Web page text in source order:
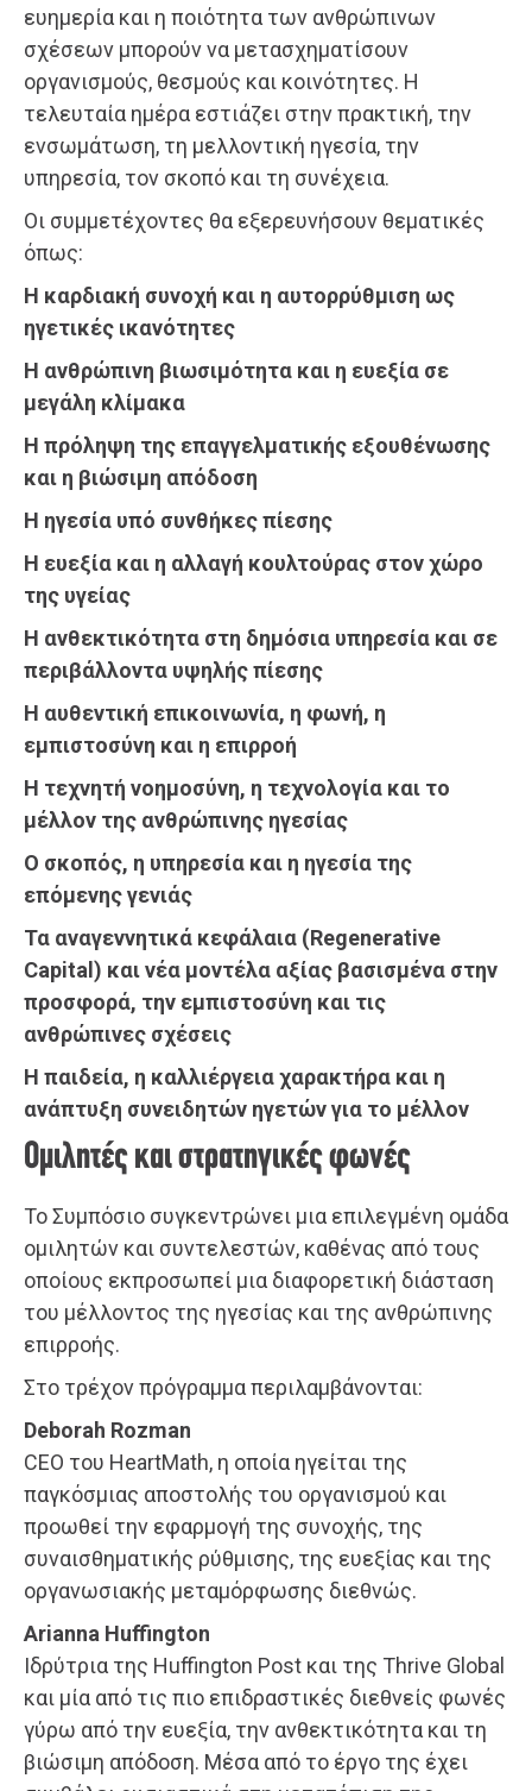
ευημερία και η ποιότητα των ανθρώπινων
σχέσεων μπορούν να μετασχηματίσουν
οργανισμούς, θεσμούς και κοινότητες. Η
τελευταία ημέρα εστιάζει στην πρακτική, την
ενσωμάτωση, τη μελλοντική ηγεσία, την
υπηρεσία, τον σκοπό και τη συνέχεια.
Οι συμμετέχοντες θα εξερευνήσουν θεματικές
όπως:
Η καρδιακή συνοχή και η αυτορρύθμιση ως
ηγετικές ικανότητες
Η ανθρώπινη βιωσιμότητα και η ευεξία σε
μεγάλη κλίμακα
Η πρόληψη της επαγγελματικής εξουθένωσης
και η βιώσιμη απόδοση
Η ηγεσία υπό συνθήκες πίεσης
Η ευεξία και η αλλαγή κουλτούρας στον χώρο
της υγείας
Η ανθεκτικότητα στη δημόσια υπηρεσία και σε
περιβάλλοντα υψηλής πίεσης
Η αυθεντική επικοινωνία, η φωνή, η
εμπιστοσύνη και η επιρροή
Η τεχνητή νοημοσύνη, η τεχνολογία και το
μέλλον της ανθρώπινης ηγεσίας
Ο σκοπός, η υπηρεσία και η ηγεσία της
επόμενης γενιάς
Τα αναγεννητικά κεφάλαια (Regenerative
Capital) και νέα μοντέλα αξίας βασισμένα στην
προσφορά, την εμπιστοσύνη και τις
ανθρώπινες σχέσεις
Η παιδεία, η καλλιέργεια χαρακτήρα και η
ανάπτυξη συνειδητών ηγετών για το μέλλον
Ομιλητές και στρατηγικές φωνές
Το Συμπόσιο συγκεντρώνει μια επιλεγμένη ομάδα
ομιλητών και συντελεστών, καθένας από τους
οποίους εκπροσωπεί μια διαφορετική διάσταση
του μέλλοντος της ηγεσίας και της ανθρώπινης
επιρροής.
Στο τρέχον πρόγραμμα περιλαμβάνονται:
Deborah Rozman
CEO του HeartMath, η οποία ηγείται της
παγκόσμιας αποστολής του οργανισμού και
προωθεί την εφαρμογή της συνοχής, της
συναισθηματικής ρύθμισης, της ευεξίας και της
οργανωσιακής μεταμόρφωσης διεθνώς.
Arianna Huffington
Ιδρύτρια της Huffington Post και της Thrive Global
και μία από τις πιο επιδραστικές διεθνείς φωνές
γύρω από την ευεξία, την ανθεκτικότητα και τη
βιώσιμη απόδοση. Μέσα από το έργο της έχει